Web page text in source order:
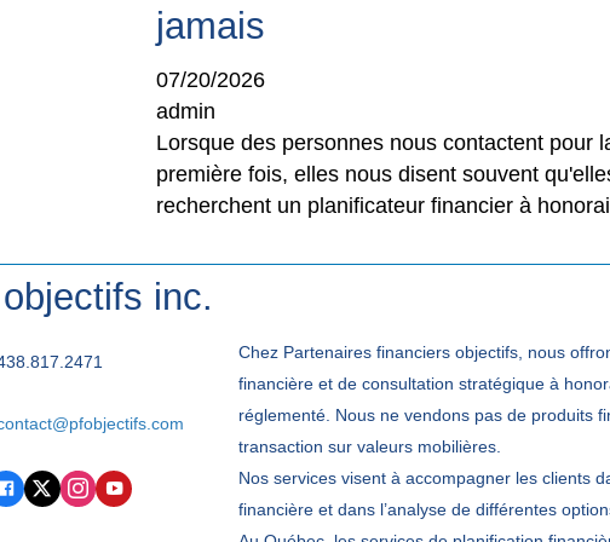
08/06/2026
admin
admin
jamais
07/20/2026
admin
Lorsque des personnes nous contactent pour
première fois, elles nous disent souvent
recherchent un planificateur financier à
02/05/2026
02/04/2026
inc.
Chez Partenaires financiers objectifs, nous
financière et de consultation stratégique à
réglementé. Nous ne vendons pas de produits
transaction sur valeurs mobilières.
Nos services visent à accompagner les clients
financière et dans l’analyse de différentes